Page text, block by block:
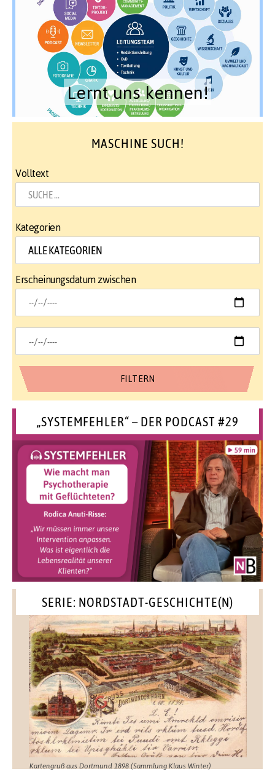
Lernt uns kennen!
MASCHINE SUCH!
Volltext
Kategorien
Erscheinungsdatum zwischen
„SYSTEMFEHLER“ – DER PODCAST #29
SERIE: NORDSTADT-GESCHICHTE(N)
Kartengruß aus Dortmund 1898 (Sammlung Klaus Winter)